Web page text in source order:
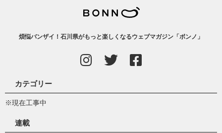
煩悩バンザイ！石川県がもっと楽しくなるウェブマガジン「ボンノ」
カテゴリー
※現在工事中
連載